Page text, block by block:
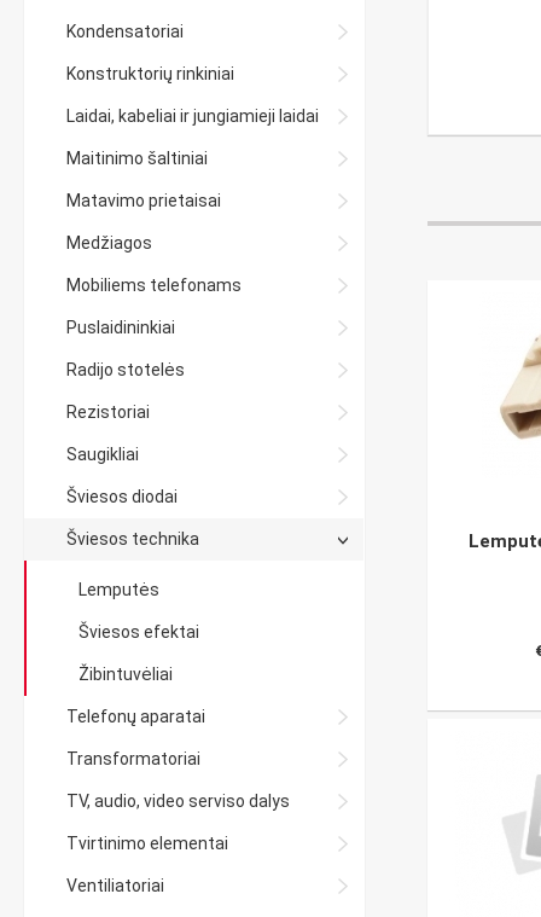
Kondensatoriai
Konstruktorių rinkiniai
Laidai, kabeliai ir jungiamieji laidai
Maitinimo šaltiniai
Matavimo prietaisai
Medžiagos
Mobiliems telefonams
Puslaidininkiai
Radijo stotelės
Rezistoriai
Saugikliai
Šviesos diodai
Šviesos technika
Lemputės
Šviesos efektai
Žibintuvėliai
Telefonų aparatai
Transformatoriai
TV, audio, video serviso dalys
Tvirtinimo elementai
Ventiliatoriai